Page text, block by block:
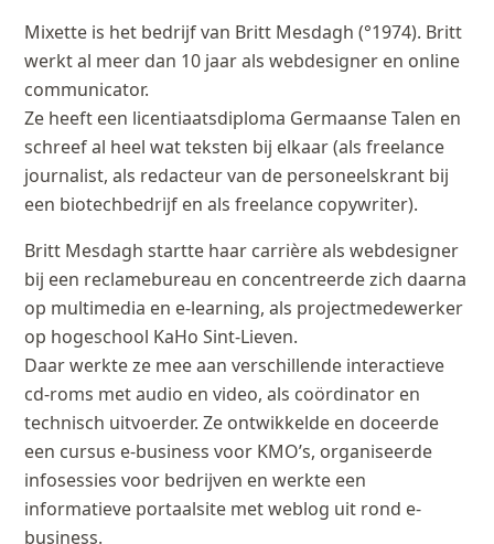
Mixette is het bedrijf van Britt Mesdagh (°1974). Britt
werkt al meer dan 10 jaar als webdesigner en online
communicator.
Ze heeft een licentiaatsdiploma Germaanse Talen en
schreef al heel wat teksten bij elkaar (als freelance
journalist, als redacteur van de personeelskrant bij
een biotechbedrijf en als freelance copywriter).
Britt Mesdagh startte haar carrière als webdesigner
bij een reclamebureau en concentreerde zich daarna
op multimedia en e-learning, als projectmedewerker
op hogeschool KaHo Sint-Lieven.
Daar werkte ze mee aan verschillende interactieve
cd-roms met audio en video, als coördinator en
technisch uitvoerder. Ze ontwikkelde en doceerde
een cursus e-business voor KMO’s, organiseerde
infosessies voor bedrijven en werkte een
informatieve portaalsite met weblog uit rond e-
business.